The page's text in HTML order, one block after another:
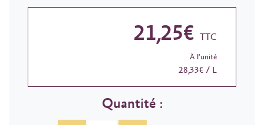
21,25€ TTC
À l'unité
28,33€ / L
Quantité :